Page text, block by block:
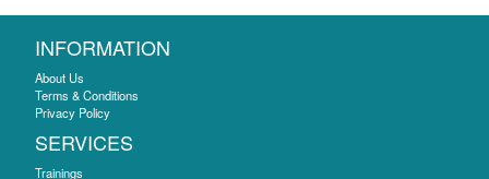
INFORMATION
About Us
Terms & Conditions
Privacy Policy
SERVICES
Trainings